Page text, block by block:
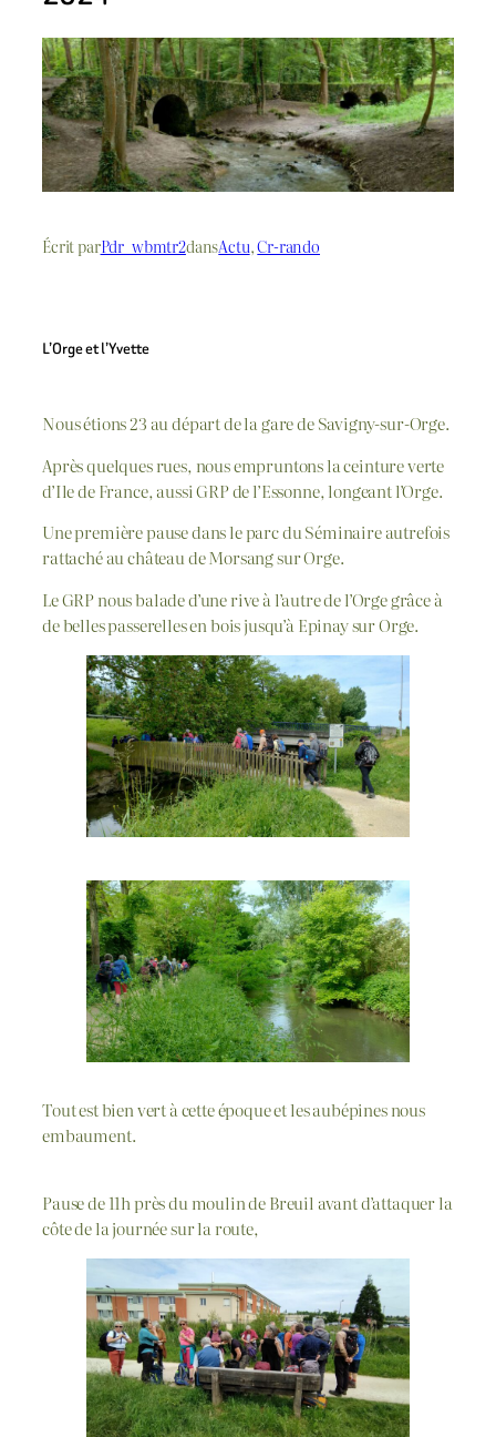
Écrit parPdr_wbmtr2dansActu, Cr-rando
L’Orge et l’Yvette
Nous étions 23 au départ de la gare de Savigny-sur-Orge.
Après quelques rues, nous empruntons la ceinture verte
d’Ile de France, aussi GRP de l’Essonne, longeant l’Orge.
Une première pause dans le parc du Séminaire autrefois
rattaché au château de Morsang sur Orge.
Le GRP nous balade d’une rive à l’autre de l’Orge grâce à
de belles passerelles en bois jusqu’à Epinay sur Orge.
Tout est bien vert à cette époque et les aubépines nous
embaument.
Pause de 11h près du moulin de Breuil avant d’attaquer la
côte de la journée sur la route,